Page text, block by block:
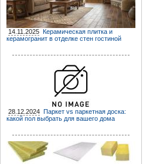
14.11.2025 Керамическая плитка и
керамогранит в отделке стен гостиной
28.12.2024 Паркет vs паркетная доска:
какой пол выбрать для вашего дома